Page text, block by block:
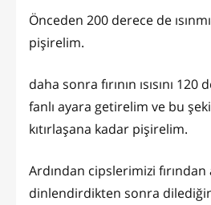
Önceden 200 derece de
pişirelim.
daha sonra fırının ısısını
fanlı ayara getirelim ve bu
kıtırlaşana kadar pişirelim.
Ardından cipslerimizi
dinlendirdikten sonra